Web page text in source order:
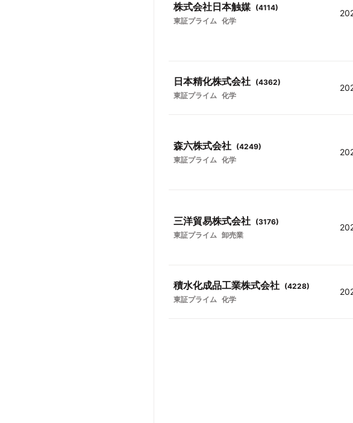
株式会社日本触媒 (4114)
東証プライム 化学
日本精化株式会社 (4362)
東証プライム 化学
森六株式会社 (4249)
東証プライム 化学
三洋貿易株式会社 (3176)
東証プライム 卸売業
積水化成品工業株式会社 (4228)
東証プライム 化学